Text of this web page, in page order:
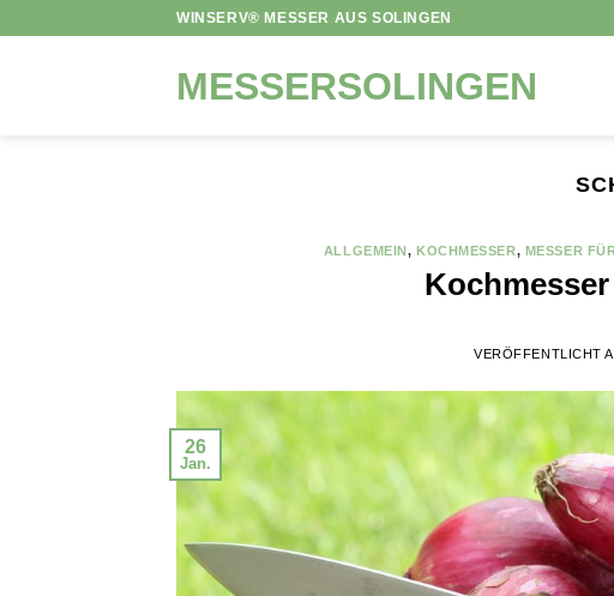
WINSERV® MESSER AUS SOLINGEN
MESSERSOLINGEN
ALLGEMEIN,KOCHMESSER, MESSER
VERÖFFENTLICHT
26
Jan.